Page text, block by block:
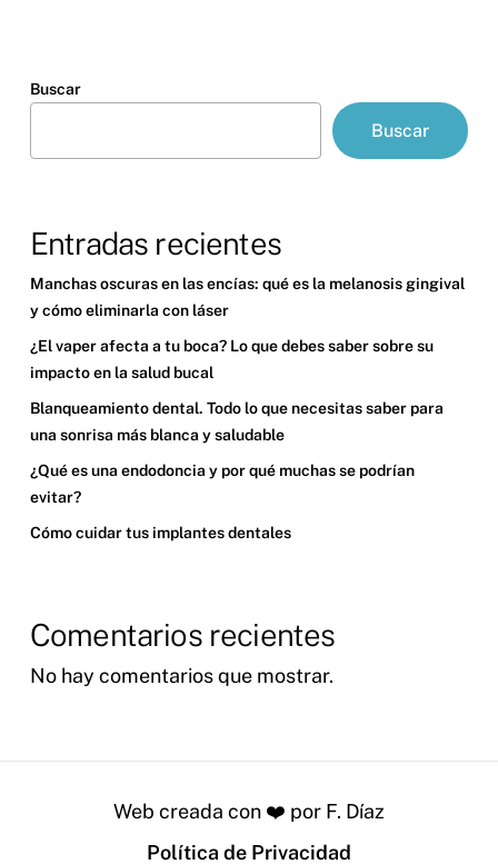
Buscar
Buscar
Entradas recientes
Manchas oscuras en las encías: qué es la melanosis gingival
y cómo eliminarla con láser
¿El vaper afecta a tu boca? Lo que debes saber sobre su
impacto en la salud bucal
Blanqueamiento dental. Todo lo que necesitas saber para
una sonrisa más blanca y saludable
¿Qué es una endodoncia y por qué muchas se podrían
evitar?
Cómo cuidar tus implantes dentales
Comentarios recientes
No hay comentarios que mostrar.
Web creada con ❤️ por F. Díaz
Política de Privacidad